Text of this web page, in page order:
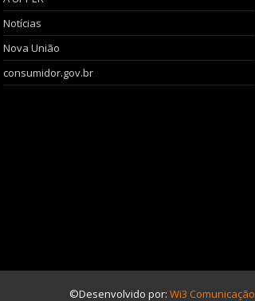
Notícias
Nova União
consumidor.gov.br
©Desenvolvido por: Wi3 Comunicação